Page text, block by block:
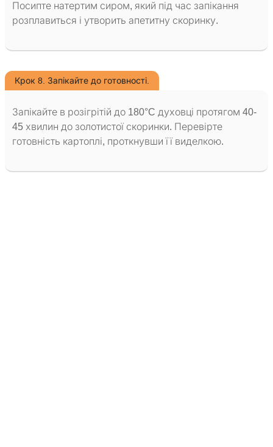
Посипте натертим сиром, який під час запікання
розплавиться і утворить апетитну скоринку.
Крок 8. Запікайте до готовності.
Запікайте в розігрітій до 180°C духовці протягом 40-
45 хвилин до золотистої скоринки. Перевірте
готовність картоплі, проткнувши її виделкою.